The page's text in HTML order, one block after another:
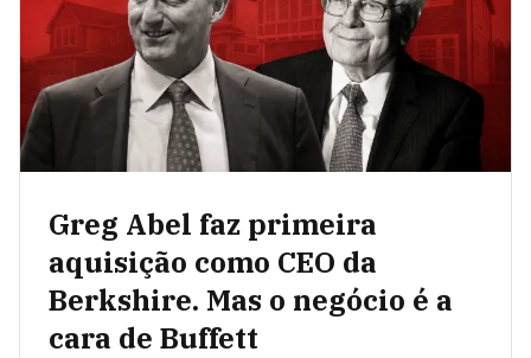
Greg Abel faz primeira
aquisição como CEO da
Berkshire. Mas o negócio é a
cara de Buffett